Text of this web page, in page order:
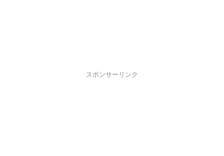
スポンサーリンク